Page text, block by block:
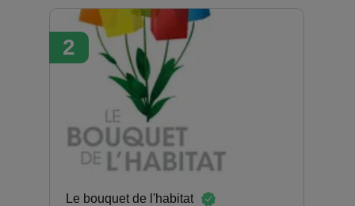
mon portail. Je suis très
satisfaite de mon expérience
avec la société ; tout s'est très
bien passé. Les intervenants
sont sympathiques et courtois,
et le travail est réalisé
efficacement. Je recommande.
2
Le bouquet de l'habitat